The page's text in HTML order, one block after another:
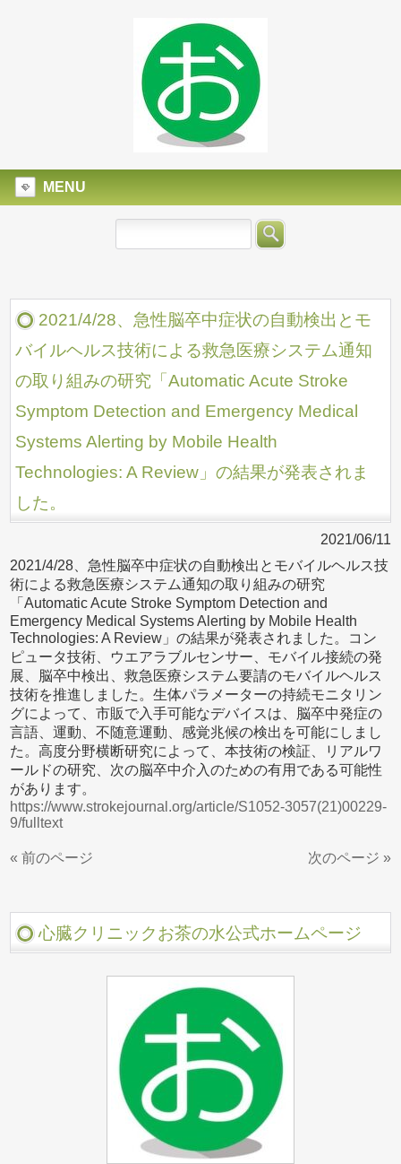
MENU
2021/4/28、急性脳卒中症状の自動検出とモ
バイルヘルス技術による救急医療システム通知
の取り組みの研究「Automatic Acute Stroke
Symptom Detection and Emergency Medical
Systems Alerting by Mobile Health
Technologies: A Review」の結果が発表されま
した。
2021/06/11
2021/4/28、急性脳卒中症状の自動検出とモバイルヘルス技
術による救急医療システム通知の取り組みの研究
「Automatic Acute Stroke Symptom Detection and
Emergency Medical Systems Alerting by Mobile Health
Technologies: A Review」の結果が発表されました。コン
ピュータ技術、ウエアラブルセンサー、モバイル接続の発
展、脳卒中検出、救急医療システム要請のモバイルヘルス
技術を推進しました。生体パラメーターの持続モニタリン
グによって、市販で入手可能なデバイスは、脳卒中発症の
言語、運動、不随意運動、感覚兆候の検出を可能にしまし
た。高度分野横断研究によって、本技術の検証、リアルワ
ールドの研究、次の脳卒中介入のための有用である可能性
があります。
https://www.strokejournal.org/article/S1052-3057(21)00229-
9/fulltext
« 前のページ 次のページ »
心臓クリニックお茶の水公式ホームページ